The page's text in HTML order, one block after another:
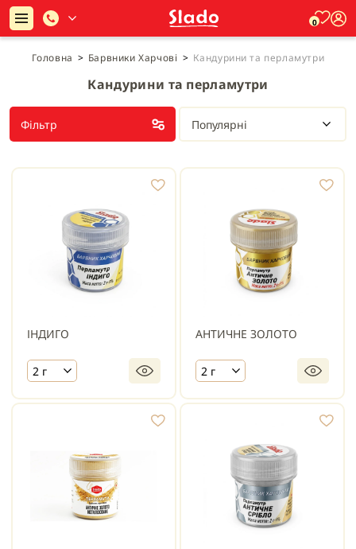
0
Головна > Барвники Харчові > Кандурини та перламутри
Кандурини та перламутри
Фільтр Популярні
ІНДИГО
2 г
АНТИЧНЕ ЗОЛОТО
2 г